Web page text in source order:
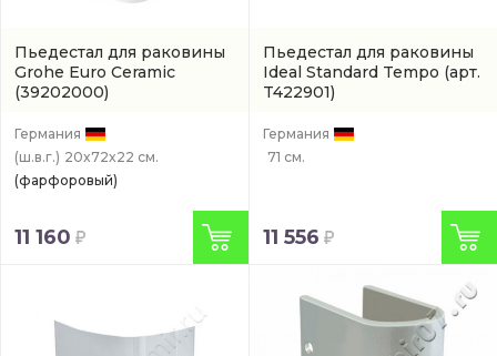
Пьедестал для раковины
Grohe Euro Ceramic
(39202000)
Германия
(ш.в.г.) 20x72x22 см.
(фарфоровый)
11 160
Пьедестал для раковины
Ideal Standard Tempo (арт.
T422901)
Германия
71 см.
11 556